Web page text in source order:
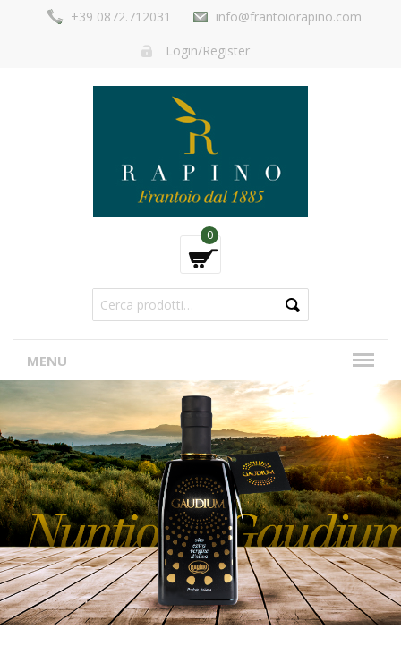
+39 0872.712031
info@frantoiorapino.com
Login/Register
0
MENU